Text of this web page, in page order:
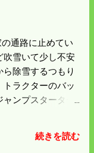
を温めるよう心
通路に止めてい
吹雪いて少し不安
除雪するつもり
ラクターのバッ
ンプスターター
た。 湯を沸かして
続きを読む